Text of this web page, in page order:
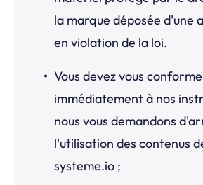
la marque déposée d'une
en violation de la loi.
Vous devez vous
immédiatement à nos
nous vous demandons
l'utilisation des contenus
systeme.io ;